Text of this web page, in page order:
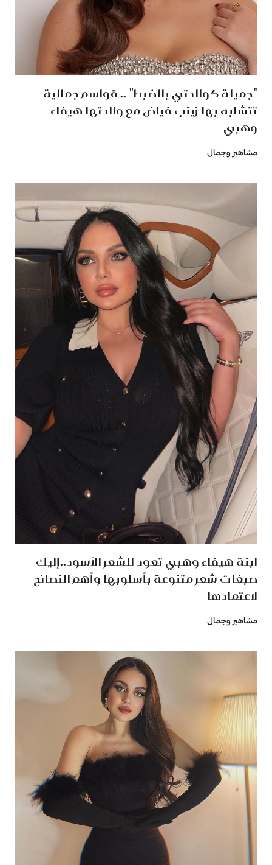
"جميلة كوالدتي بالضبط" .. قواسم جمالية
تتشابه بها زينب فياض مع والدتها هيفاء
وهبي
مشاهير وجمال
ابنة هيفاء وهبي تعود للشعر الأسود..إليك
صبغات شعر متنوعة بأسلوبها وأهم النصائح
لاعتمادها
مشاهير وجمال